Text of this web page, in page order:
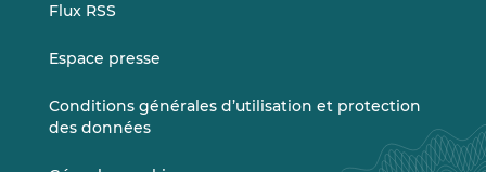
Flux RSS
Espace presse
Conditions générales d’utilisation et protection
des données